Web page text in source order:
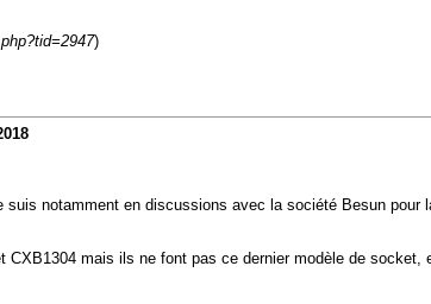
)
notamment en discussions avec la société Besun
mais ils ne font pas ce dernier modèle de